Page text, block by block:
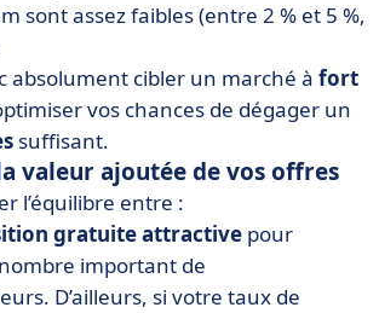
sont assez faibles (entre 2 % et 5 %,
absolument cibler un marché à fort
vos chances de dégager un
suffisant.
valeur ajoutée de vos offres
l’équilibre entre :
gratuite attractive pour
important de
D’ailleurs, si votre taux de